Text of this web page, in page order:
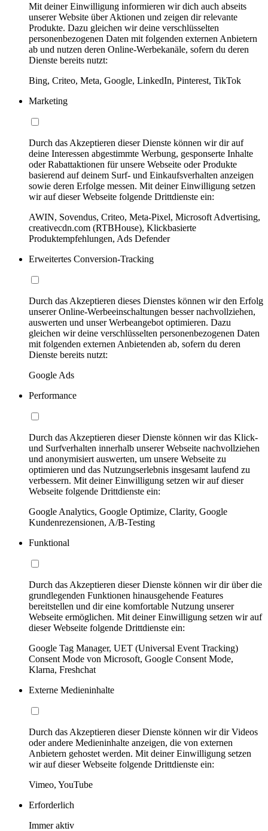
Mit deiner Einwilligung informieren wir dich auch abseits
unserer Website über Aktionen und zeigen dir relevante
Produkte. Dazu gleichen wir deine verschlüsselten
personenbezogenen Daten mit folgenden externen Anbietern
ab und nutzen deren Online-Werbekanäle, sofern du deren
Dienste bereits nutzt:
Bing, Criteo, Meta, Google, LinkedIn, Pinterest, TikTok
Marketing
Durch das Akzeptieren dieser Dienste können wir dir auf
deine Interessen abgestimmte Werbung, gesponserte Inhalte
oder Rabattaktionen für unsere Webseite oder Produkte
basierend auf deinem Surf- und Einkaufsverhalten anzeigen
sowie deren Erfolge messen. Mit deiner Einwilligung setzen
wir auf dieser Webseite folgende Drittdienste ein:
AWIN, Sovendus, Criteo, Meta-Pixel, Microsoft Advertising,
creativecdn.com (RTBHouse), Klickbasierte
Produktempfehlungen, Ads Defender
Erweitertes Conversion-Tracking
Durch das Akzeptieren dieses Dienstes können wir den Erfolg
unserer Online-Werbeeinschaltungen besser nachvollziehen,
auswerten und unser Werbeangebot optimieren. Dazu
gleichen wir deine verschlüsselten personenbezogenen Daten
mit folgenden externen Anbietenden ab, sofern du deren
Dienste bereits nutzt:
Google Ads
Performance
Durch das Akzeptieren dieser Dienste können wir das Klick-
und Surfverhalten innerhalb unserer Webseite nachvollziehen
und anonymisiert auswerten, um unsere Webseite zu
optimieren und das Nutzungserlebnis insgesamt laufend zu
verbessern. Mit deiner Einwilligung setzen wir auf dieser
Webseite folgende Drittdienste ein:
Google Analytics, Google Optimize, Clarity, Google
Kundenrezensionen, A/B-Testing
Funktional
Durch das Akzeptieren dieser Dienste können wir dir über die
grundlegenden Funktionen hinausgehende Features
bereitstellen und dir eine komfortable Nutzung unserer
Webseite ermöglichen. Mit deiner Einwilligung setzen wir auf
dieser Webseite folgende Drittdienste ein:
Google Tag Manager, UET (Universal Event Tracking)
Consent Mode von Microsoft, Google Consent Mode,
Klarna, Freshchat
Externe Medieninhalte
Durch das Akzeptieren dieser Dienste können wir dir Videos
oder andere Medieninhalte anzeigen, die von externen
Anbietern gehostet werden. Mit deiner Einwilligung setzen
wir auf dieser Webseite folgende Drittdienste ein:
Vimeo, YouTube
Erforderlich
Immer aktiv